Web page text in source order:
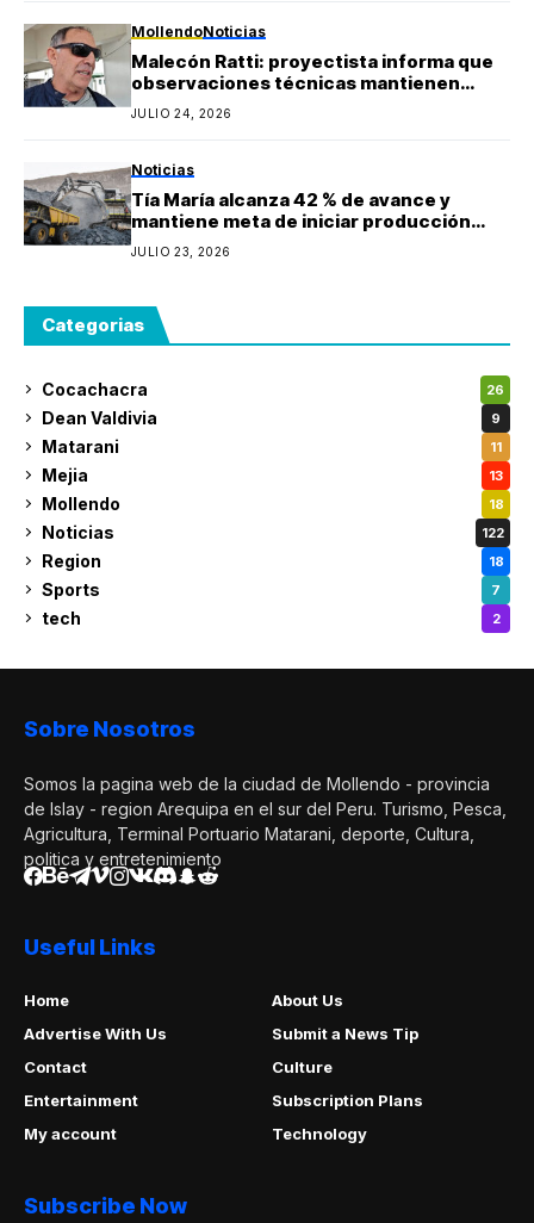
MollendoNoticias
Malecón Ratti: proyectista informa que
observaciones técnicas mantienen
paralizada la obra y estima reinicio en
agosto
JULIO 24, 2026
Noticias
Tía María alcanza 42 % de avance y
mantiene meta de iniciar producción
durante 2027
JULIO 23, 2026
Categorias
Cocachacra 26
Dean Valdivia 9
Matarani 11
Mejia 13
Mollendo 18
Noticias 122
Region 18
Sports 7
tech 2
Sobre Nosotros
Somos la pagina web de la ciudad de Mollendo - provincia
de Islay - region Arequipa en el sur del Peru. Turismo, Pesca,
Agricultura, Terminal Portuario Matarani, deporte, Cultura,
politica y entretenimiento
Useful Links
Home
About Us
Advertise With Us
Submit a News Tip
Contact
Culture
Entertainment
Subscription Plans
My account
Technology
Subscribe Now